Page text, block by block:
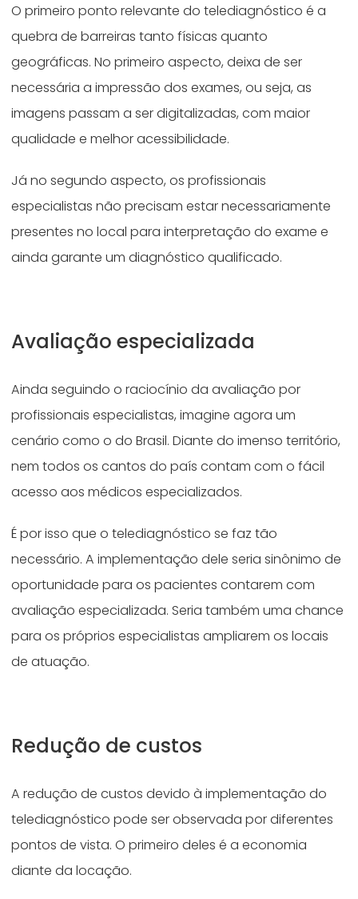
O primeiro ponto relevante do telediagnóstico é a
quebra de barreiras tanto físicas quanto
geográficas. No primeiro aspecto, deixa de ser
necessária a impressão dos exames, ou seja, as
imagens passam a ser digitalizadas, com maior
qualidade e melhor acessibilidade.
Já no segundo aspecto, os profissionais
especialistas não precisam estar necessariamente
presentes no local para interpretação do exame e
ainda garante um diagnóstico qualificado.
Avaliação especializada
Ainda seguindo o raciocínio da avaliação por
profissionais especialistas, imagine agora um
cenário como o do Brasil. Diante do imenso território,
nem todos os cantos do país contam com o fácil
acesso aos médicos especializados.
É por isso que o telediagnóstico se faz tão
necessário. A implementação dele seria sinônimo de
oportunidade para os pacientes contarem com
avaliação especializada. Seria também uma chance
para os próprios especialistas ampliarem os locais
de atuação.
Redução de custos
A redução de custos devido à implementação do
telediagnóstico pode ser observada por diferentes
pontos de vista. O primeiro deles é a economia
diante da locação.